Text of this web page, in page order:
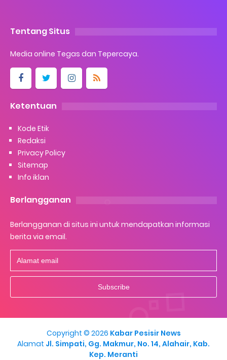
Tentang Situs
Media online Tegas dan Tepercaya.
Ketentuan
Kode Etik
Redaksi
Privacy Policy
Sitemap
Info iklan
Berlangganan
Berlangganan di situs ini untuk mendapatkan informasi
berita via email.
Copyright © 2026 Kabar Pesisir News
Alamat Jl. Simpati, Gg. Makmur, No. 14, Alahair, Kab.
Kep. Meranti